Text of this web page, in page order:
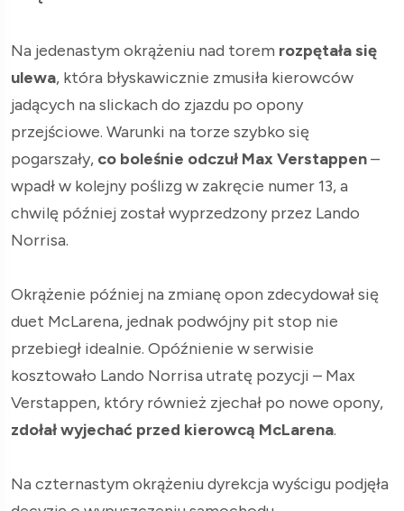
Na jedenastym okrążeniu nad torem rozpętała się
ulewa, która błyskawicznie zmusiła kierowców
jadących na slickach do zjazdu po opony
przejściowe. Warunki na torze szybko się
pogarszały, co boleśnie odczuł Max Verstappen–
wpadł w kolejny poślizg w zakręcie numer 13, a
chwilę później został wyprzedzony przez Lando
Norrisa.
Okrążenie później na zmianę opon zdecydował się
duet McLarena, jednak podwójny pit stop nie
przebiegł idealnie. Opóźnienie w serwisie
kosztowało Lando Norrisa utratę pozycji – Max
Verstappen, który również zjechał po nowe opony,
zdołał wyjechać przed kierowcą McLarena.
Na czternastym okrążeniu dyrekcja wyścigu podjęła